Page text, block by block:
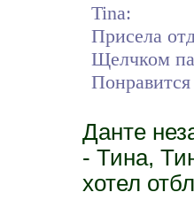
Tina:
Присела
Щелчком
Данте
- Тина,
хотел